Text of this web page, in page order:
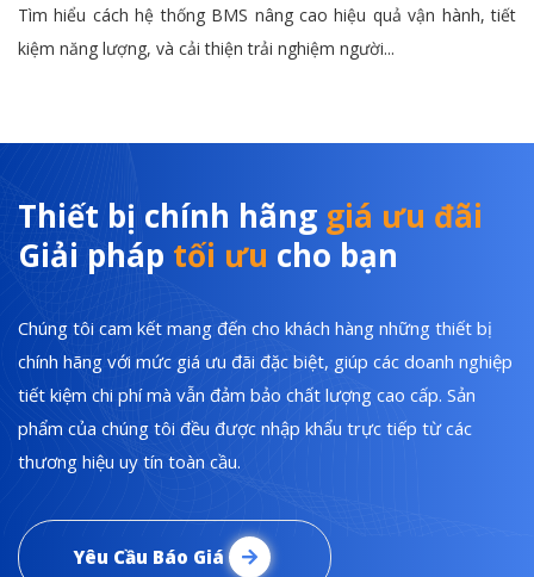
Tìm hiểu cách hệ thống BMS nâng cao hiệu quả vận hành, tiết
kiệm năng lượng, và cải thiện trải nghiệm người...
Thiết bị chính hãng giá ưu đãi
Giải pháp tối ưu cho bạn
Chúng tôi cam kết mang đến cho khách hàng những thiết bị
chính hãng với mức giá ưu đãi đặc biệt, giúp các doanh nghiệp
tiết kiệm chi phí mà vẫn đảm bảo chất lượng cao cấp. Sản
phẩm của chúng tôi đều được nhập khẩu trực tiếp từ các
thương hiệu uy tín toàn cầu.
Yêu Cầu Báo Giá